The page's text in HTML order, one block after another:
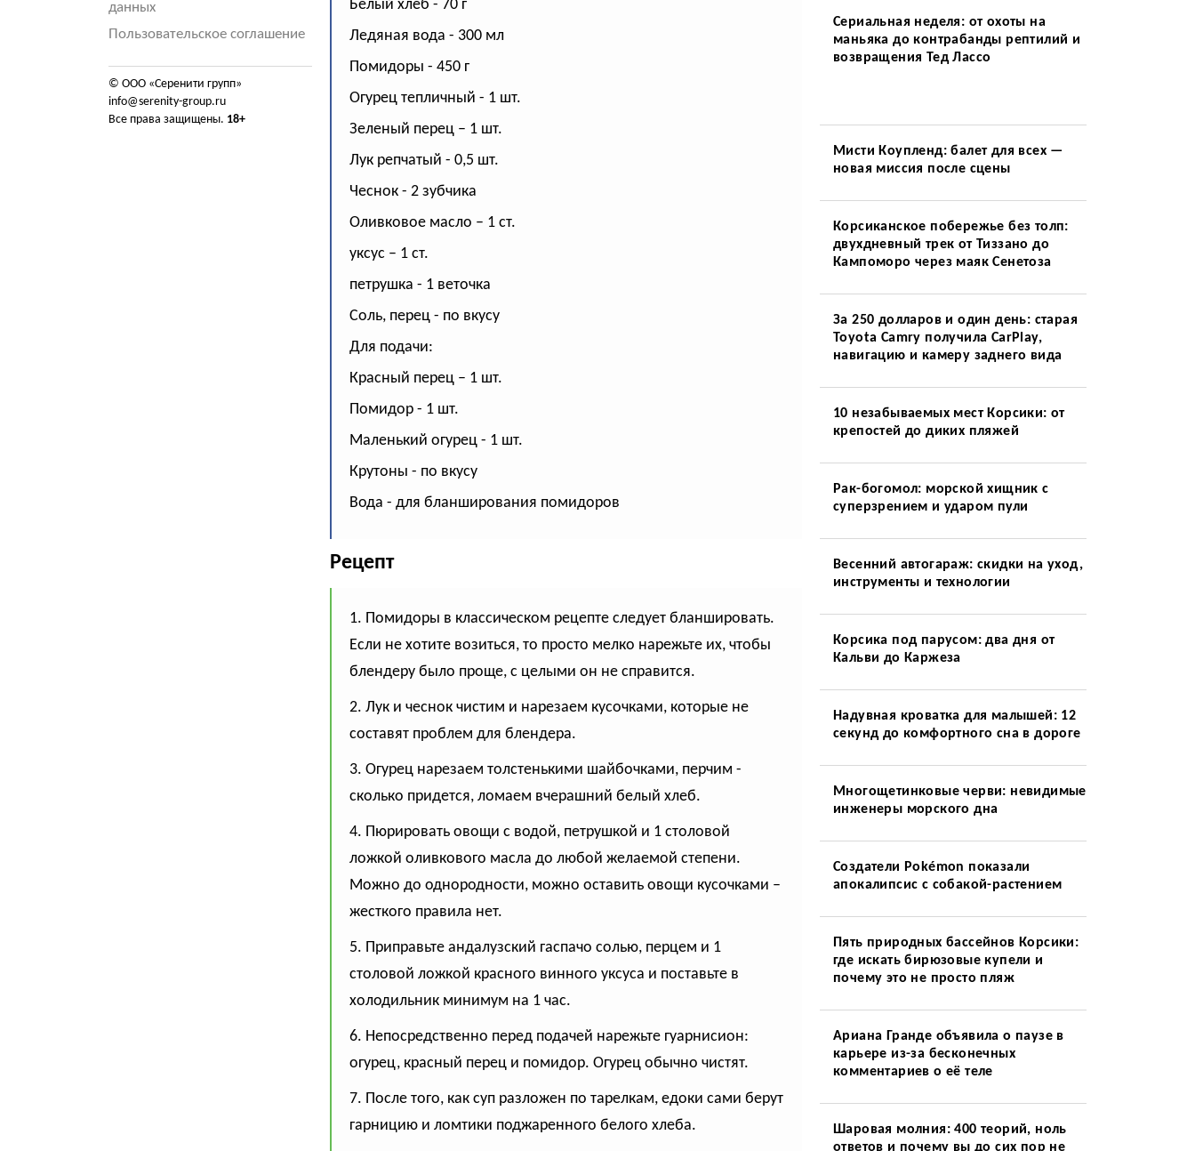
данных
Пользовательское соглашение
© ООО «Серенити групп»
info@serenity-group.ru
Все права защищены. 18+
Белый хлеб - 70 г
Ледяная вода - 300 мл
Помидоры - 450 г
Огурец тепличный - 1 шт.
Зеленый перец – 1 шт.
Лук репчатый - 0,5 шт.
Чеснок - 2 зубчика
Оливковое масло – 1 ст.
уксус – 1 ст.
петрушка - 1 веточка
Соль, перец - по вкусу
Для подачи:
Красный перец – 1 шт.
Помидор - 1 шт.
Маленький огурец - 1 шт.
Крутоны - по вкусу
Вода - для бланширования помидоров
Рецепт
1. Помидоры в классическом рецепте следует бланшировать.
Если не хотите возиться, то просто мелко нарежьте их, чтобы
блендеру было проще, с целыми он не справится.
2. Лук и чеснок чистим и нарезаем кусочками, которые не
составят проблем для блендера.
3. Огурец нарезаем толстенькими шайбочками, перчим -
сколько придется, ломаем вчерашний белый хлеб.
4. Пюрировать овощи с водой, петрушкой и 1 столовой
ложкой оливкового масла до любой желаемой степени.
Можно до однородности, можно оставить овощи кусочками –
жесткого правила нет.
5. Приправьте андалузский гаспачо солью, перцем и 1
столовой ложкой красного винного уксуса и поставьте в
холодильник минимум на 1 час.
6. Непосредственно перед подачей нарежьте гуарнисион:
огурец, красный перец и помидор. Огурец обычно чистят.
7. После того, как суп разложен по тарелкам, едоки сами берут
гарницию и ломтики поджаренного белого хлеба.
Сериальная неделя: от охоты на
маньяка до контрабанды рептилий и
возвращения Тед Лассо
Мисти Коупленд: балет для всех —
новая миссия после сцены
Корсиканское побережье без толп:
двухдневный трек от Тиззано до
Кампоморо через маяк Сенетоза
За 250 долларов и один день: старая
Toyota Camry получила CarPlay,
навигацию и камеру заднего вида
10 незабываемых мест Корсики: от
крепостей до диких пляжей
Рак-богомол: морской хищник с
суперзрением и ударом пули
Весенний автогараж: скидки на уход,
инструменты и технологии
Корсика под парусом: два дня от
Кальви до Каржеза
Надувная кроватка для малышей: 12
секунд до комфортного сна в дороге
Многощетинковые черви: невидимые
инженеры морского дна
Создатели Pokémon показали
апокалипсис с собакой-растением
Пять природных бассейнов Корсики:
где искать бирюзовые купели и
почему это не просто пляж
Ариана Гранде объявила о паузе в
карьере из-за бесконечных
комментариев о её теле
Шаровая молния: 400 теорий, ноль
ответов и почему вы до сих пор не